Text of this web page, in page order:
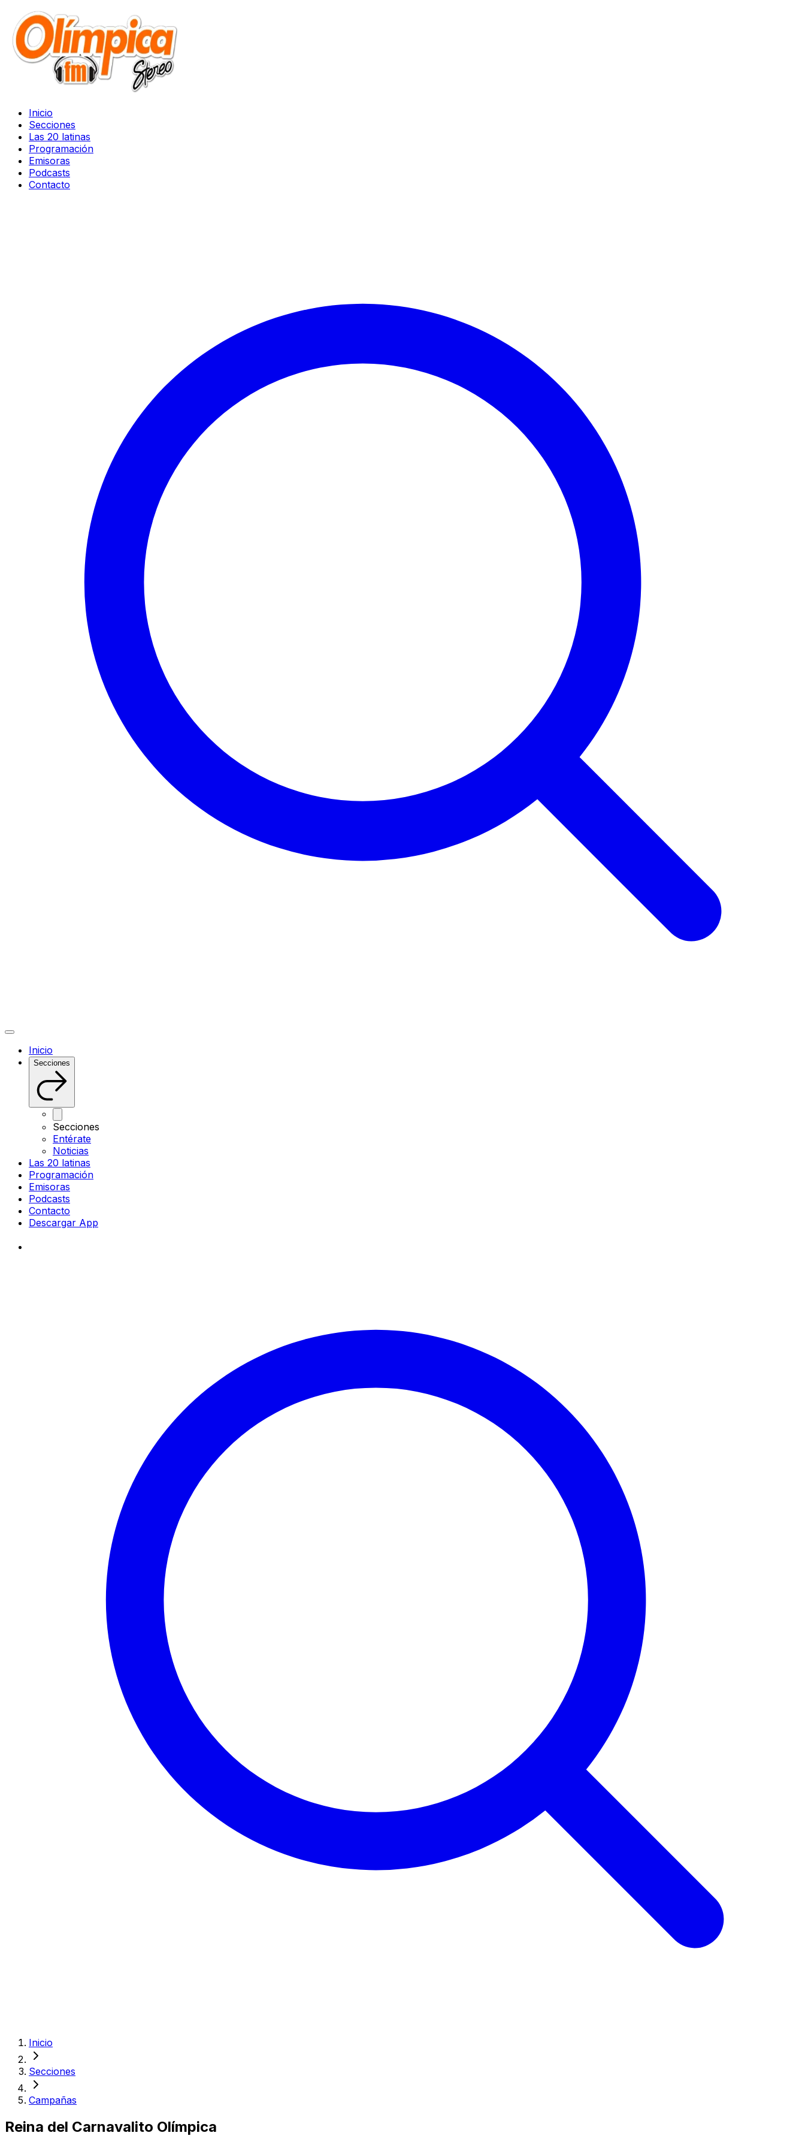
Inicio
Secciones
Las 20 latinas
Programación
Emisoras
Podcasts
Contacto
Inicio
Secciones
Secciones
Entérate
Noticias
Las 20 latinas
Programación
Emisoras
Podcasts
Contacto
Descargar App
Inicio
Secciones
Campañas
Reina del Carnavalito Olímpica